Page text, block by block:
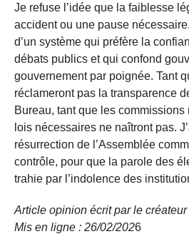
Je refuse l’idée que la faiblesse
accident ou une pause
d’un système qui préfère la
débats publics et qui confond
gouvernement par poignée. Tant
réclameront pas la transparence
Bureau, tant que les commissions
lois nécessaires ne naîtront pas.
résurrection de l’Assemblée
contrôle, pour que la parole des
trahie par l’indolence des
Article opinion écrit par le
Mis en ligne : 26/02/2026